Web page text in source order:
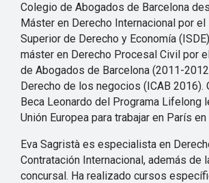
Colegio de Abogados de Barcelona
Máster en Derecho Internacional por
Superior de Derecho y Economía
máster en Derecho Procesal Civil por
de Abogados de Barcelona (2011-
Derecho de los negocios (ICAB 2016).
Beca Leonardo del Programa Lifelong
Unión Europea para trabajar en París
Eva Sagristà es especialista en
Contratación Internacional, además de
concursal. Ha realizado cursos